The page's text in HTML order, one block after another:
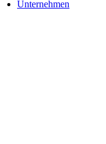
Unternehmen